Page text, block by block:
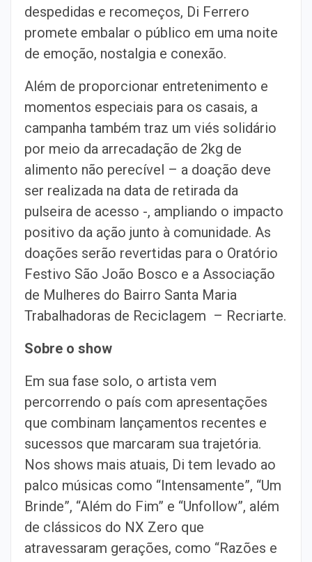
despedidas e recomeços, Di Ferrero
promete embalar o público em uma noite
de emoção, nostalgia e conexão.
Além de proporcionar entretenimento e
momentos especiais para os casais, a
campanha também traz um viés solidário
por meio da arrecadação de 2kg de
alimento não perecível – a doação deve
ser realizada na data de retirada da
pulseira de acesso -, ampliando o impacto
positivo da ação junto à comunidade. As
doações serão revertidas para o Oratório
Festivo São João Bosco e a Associação
de Mulheres do Bairro Santa Maria
Trabalhadoras de Reciclagem – Recriarte.
Sobre o show
Em sua fase solo, o artista vem
percorrendo o país com apresentações
que combinam lançamentos recentes e
sucessos que marcaram sua trajetória.
Nos shows mais atuais, Di tem levado ao
palco músicas como “Intensamente”, “Um
Brinde”, “Além do Fim” e “Unfollow”, além
de clássicos do NX Zero que
atravessaram gerações, como “Razões e